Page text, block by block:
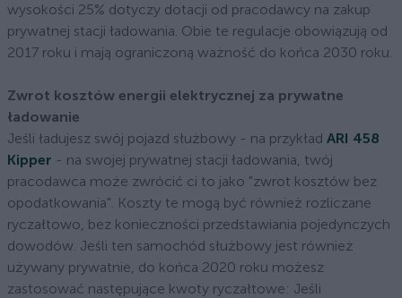
wysokości 25% dotyczy dotacji od pracodawcy na zakup
prywatnej stacji ładowania. Obie te regulacje obowiązują od
2017 roku i mają ograniczoną ważność do końca 2030 roku.
Zwrot kosztów energii elektrycznej za prywatne
ładowanie
Jeśli ładujesz swój pojazd służbowy - na przykład ARI 458
Kipper - na swojej prywatnej stacji ładowania, twój
pracodawca może zwrócić ci to jako "zwrot kosztów bez
opodatkowania". Koszty te mogą być również rozliczane
ryczałtowo, bez konieczności przedstawiania pojedynczych
dowodów. Jeśli ten samochód służbowy jest również
używany prywatnie, do końca 2020 roku możesz
zastosować następujące kwoty ryczałtowe: Jeśli